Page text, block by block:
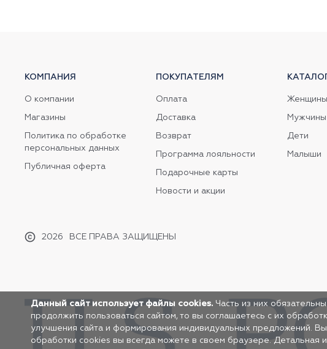
КОМПАНИЯ
О компании
Магазины
Политика по обработке
персональных данных
Публичная оферта
2026 ВСЕ ПРАВА ЗАЩИЩЕНЫ
ПОКУПАТЕЛЯМ
Оплата
Доставка
Возврат
Программа лояльности
Подарочные карты
Новости и акции
Женщины
Мужчины
Дети
Малыши
Данный сайт использует файлы cookies. Часть из них
продолжить пользоваться сайтом, то вы соглашаетесь с их
улучшения сайта и формирования индивидуальных предложений.
обработки cookies вы всегда можете в своем браузере. Детальная